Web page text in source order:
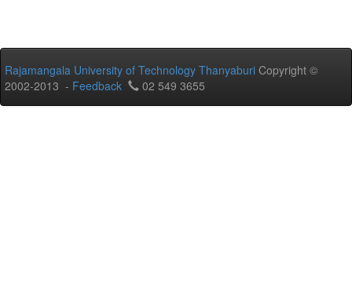
Rajamangala University of Technology Thanyaburi Copyright ©
2002-2013 - Feedback 02 549 3655